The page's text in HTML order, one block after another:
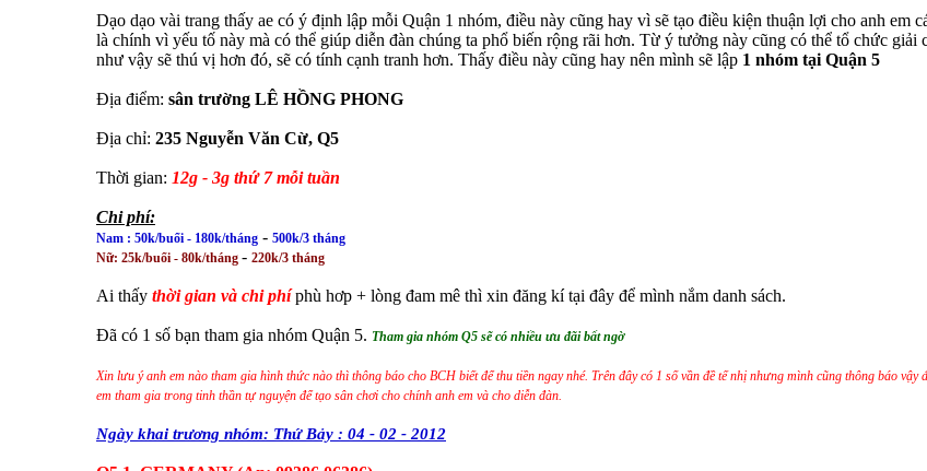
Dạo dạo vài trang thấy ae có ý định lập mỗi Quận 1 nhóm, điều này cũng hay vì sẽ tạo điều kiện thuận lợi cho anh
là chính vì yếu tố này mà có thể giúp diễn đàn chúng ta phổ biến rộng rãi hơn. Từ ý tưởng này cũng có thể tổ chức
như vậy sẽ thú vị hơn đó, sẽ có tính cạnh tranh hơn. Thấy điều này cũng hay nên mình sẽ lập 1 nhóm tại Quận 5
Địa điểm: sân trường LÊ HỒNG PHONG
Địa chỉ: 235 Nguyễn Văn Cừ, Q5
Thời gian: 12g - 3g thứ 7 mỗi tuần
Chi phí:
Nam : 50k/buổi - 180k/tháng - 500k/3 tháng
Nữ: 25k/buổi - 80k/tháng - 220k/3 tháng
Ai thấy thời gian và chi phíphù hơp + lòng đam mê thì xin đăng kí tại đây để mình nắm danh sách.
Đã có 1 số bạn tham gia nhóm Quận 5. Tham gia nhóm Q5 sẽ có nhiều ưu đãi bất ngờ
Xin lưu ý anh em nào tham gia hình thức nào thì thông báo cho BCH biết để thu tiền ngay nhé. Trên đây có 1 số vần đề tế nhị nhưng mình cũng thông báo
em tham gia trong tinh thần tự nguyện để tạo sân chơi cho chính anh em và cho diễn đàn.
Ngày khai trương nhóm: Thứ Bảy : 04 - 02 - 2012